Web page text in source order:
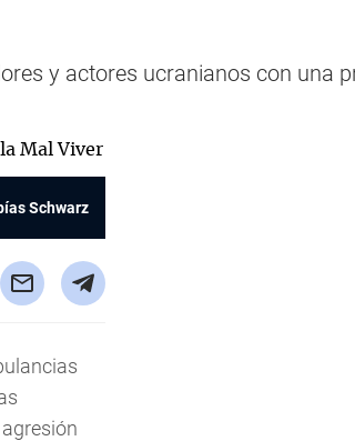
y actores ucranianos con una
Schwarz